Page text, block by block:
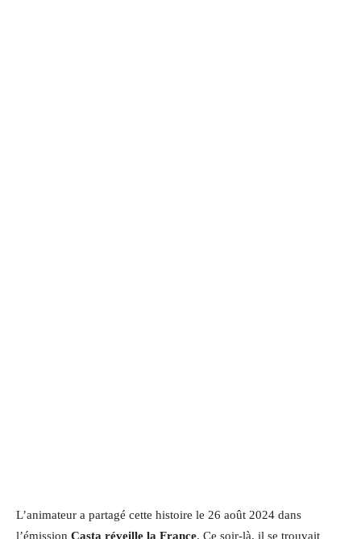
L’animateur a partagé cette histoire le 26 août 2024 dans
l’émission Casta réveille la France. Ce soir-là, il se trouvait